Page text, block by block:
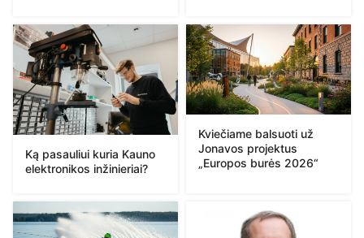
Ką pasauliui kuria Kauno
elektronikos inžinieriai?
Kviečiame balsuoti už
Jonavos projektus
„Europos burės 2026“